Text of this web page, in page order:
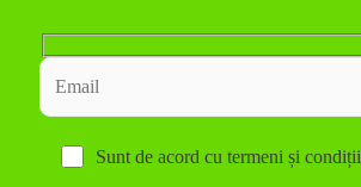
Sunt de acord cutermeni și condiții